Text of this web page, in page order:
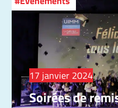
17 janvier 2024
Soirées de